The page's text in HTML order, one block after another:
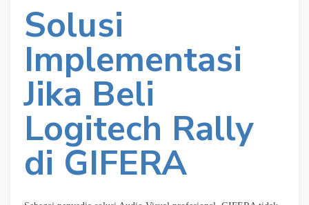
Solusi
Implementasi
Jika Beli
Logitech Rally
di GIFERA